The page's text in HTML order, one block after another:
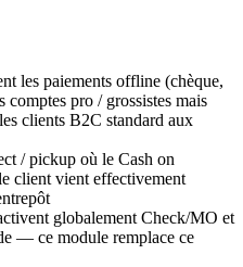
les paiements offline (chèque,
pro / grossistes mais
clients B2C standard aux
/ pickup où le Cash on
client vient effectivement
globalement Check/MO et
— ce module remplace ce